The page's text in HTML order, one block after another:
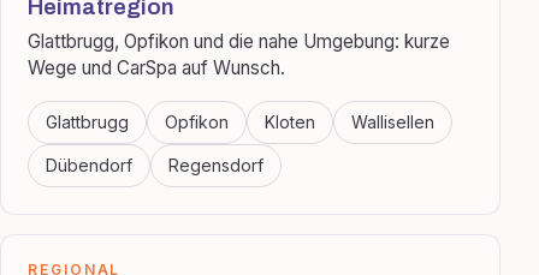
Heimatregion
Glattbrugg, Opfikon und die nahe Umgebung: kurze
Wege und CarSpa auf Wunsch.
Glattbrugg Opfikon Kloten Wallisellen
Dübendorf Regensdorf
REGIONAL